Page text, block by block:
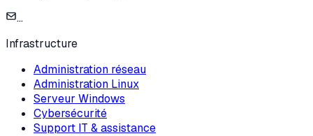
...
Infrastructure
Administration réseau
Administration Linux
Serveur Windows
Cybersécurité
Support IT & assistance